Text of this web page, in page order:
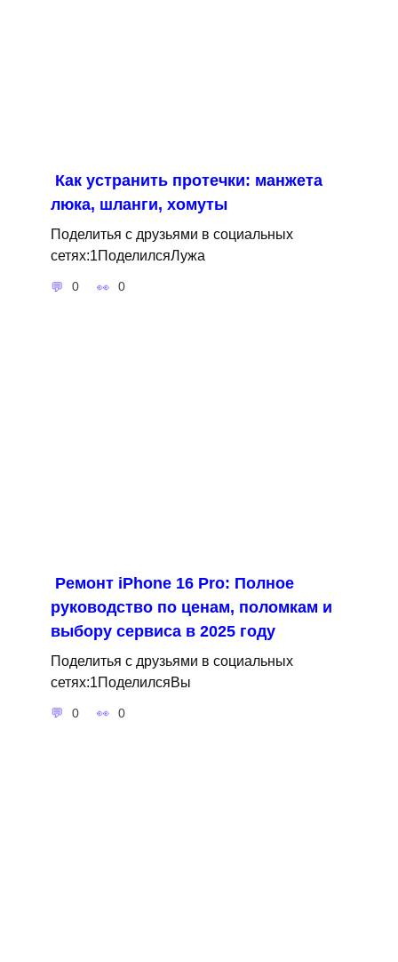
Как устранить протечки: манжета
люка, шланги, хомуты
Поделитья с друзьями в социальных
сетях:1ПоделилсяЛужа
0 0
Ремонт iPhone 16 Pro: Полное
руководство по ценам, поломкам и
выбору сервиса в 2025 году
Поделитья с друзьями в социальных
сетях:1ПоделилсяВы
0 0